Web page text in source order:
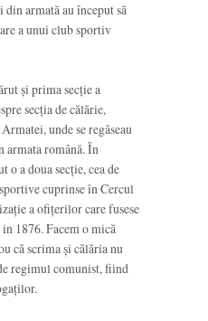
armată au început să
a unui club sportiv
și prima secție a
secția de călărie,
unde se regăseau
armata română. În
o a doua secție, cea de
cuprinse în Cercul
a ofițerilor care fusese
1876. Facem o mică
că scrima și călăria nu
regimul comunist, fiind